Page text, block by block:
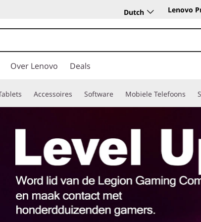
Dutch Lenovo
Over Lenovo Deals
Accessoires Software Mobiele Telefoons